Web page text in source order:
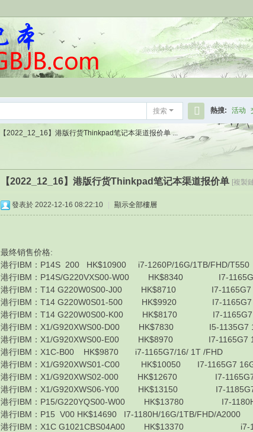
搜索
索
熱搜: 活动
【2022_12_16】港版行货Thinkpad笔记本渠道报价单 ...
【2022_12_16】港版行货Thinkpad笔记本渠道报价单 [複製
發表於 2022-12-16 08:22:10 顯示全部樓層
最终销售价格:
港行IBM：P14S 200 HK$10900 i7-1260P/16G/1TB/FHD/T550
港行IBM：P14S/G220VXS00-W00 HK$8340 I7-1165G7
港行IBM：T14 G220W0S00-J00 HK$8710 I7-1165G7 16G
港行IBM：T14 G220W0S01-500 HK$9920 I7-1165G7 16G
港行IBM：T14 G220W0S00-K00 HK$8170 I7-1165G7 16G
港行IBM：X1/G920XWS00-D00 HK$7830 I5-1135G7 16G
港行IBM：X1/G920XWS00-E00 HK$8970 I7-1165G7 16G
港行IBM：X1C-B00 HK$9870 i7-1165G7/16/ 1T /FHD
港行IBM：X1/G920XWS01-C00 HK$10050 I7-1165G7 16G
港行IBM：X1/G920XWS02-000 HK$12670 I7-1165G7 32G
港行IBM：X1/G920XWS06-Y00 HK$13150 I7-1185G7 32G
港行IBM：P15/G220YQS00-W00 HK$13780 I7-1180H
港行IBM：P15 V00 HK$14690 I7-1180H/16G/1TB/FHD/A2000
港行IBM：X1C G1021CBS04A00 HK$13370 i7-1260P